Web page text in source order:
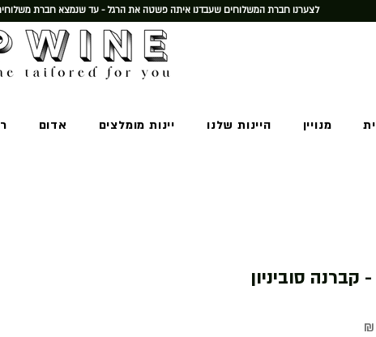
לצערנו חברת המשלוחים שעבדנו איתה פשטה את הרגל - עד שנמצא חברת
מנויין היינות שלנו יינות מומלצים אדום
קברנה סוביניון